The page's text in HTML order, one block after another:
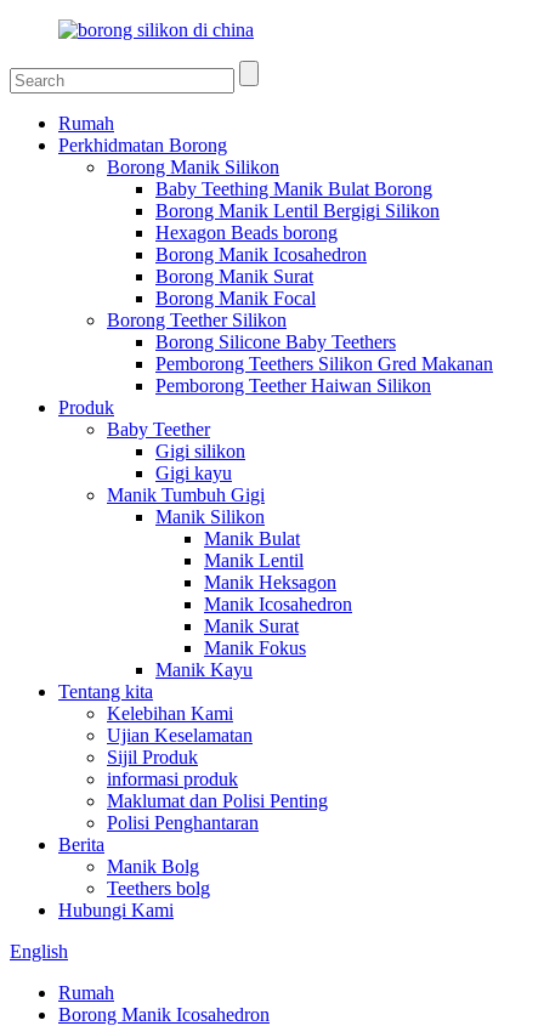
Rumah
Perkhidmatan Borong
Borong Manik Silikon
Baby Teething Manik Bulat Borong
Borong Manik Lentil Bergigi Silikon
Hexagon Beads borong
Borong Manik Icosahedron
Borong Manik Surat
Borong Manik Focal
Borong Teether Silikon
Borong Silicone Baby Teethers
Pemborong Teethers Silikon Gred Makanan
Pemborong Teether Haiwan Silikon
Produk
Baby Teether
Gigi silikon
Gigi kayu
Manik Tumbuh Gigi
Manik Silikon
Manik Bulat
Manik Lentil
Manik Heksagon
Manik Icosahedron
Manik Surat
Manik Fokus
Manik Kayu
Tentang kita
Kelebihan Kami
Ujian Keselamatan
Sijil Produk
informasi produk
Maklumat dan Polisi Penting
Polisi Penghantaran
Berita
Manik Bolg
Teethers bolg
Hubungi Kami
English
Rumah
Borong Manik Icosahedron